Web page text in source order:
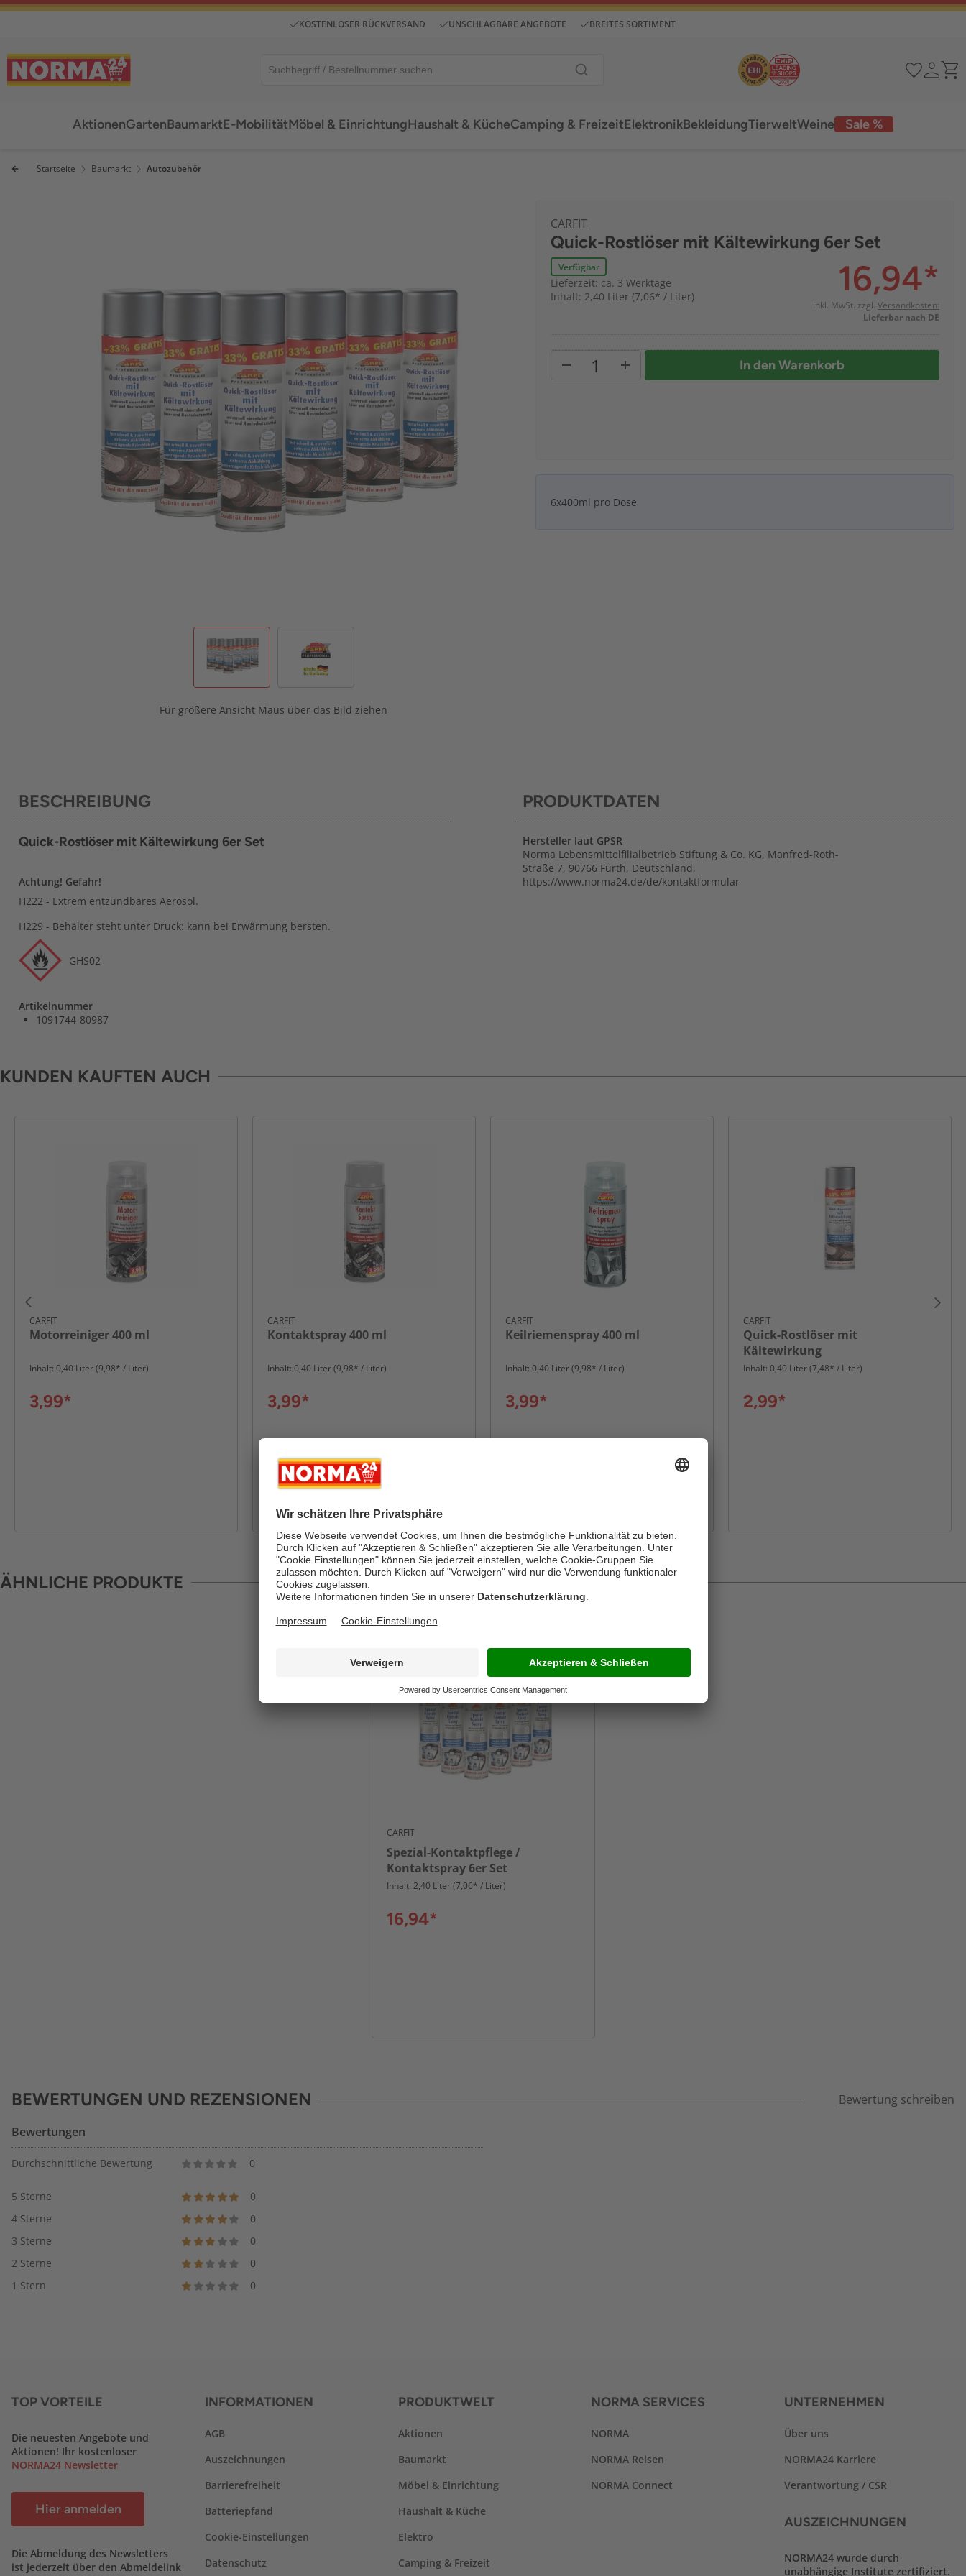
KOSTENLOSER RÜCKVERSAND UNSCHLAGBARE ANGEBOTE BREITES SORTIMENT
AktionenGartenBaumarktE-MobilitätMöbel & EinrichtungHaushalt & KücheCamping & Freizeit Sale %
ElektronikBekleidungTierweltWeine
Startseite Baumarkt Autozubehör
Für größere Ansicht Maus über das Bild ziehen
CARFIT
Quick-Rostlöser mit Kältewirkung 6er Set
Verfügbar
Lieferzeit: ca. 3 Werktage
Inhalt: 2,40 Liter (7,06* / Liter)
16,94*
inkl. MwSt. zzgl. Versandkosten:
Lieferbar nach DE
In den Warenkorb
6x400ml pro Dose
BESCHREIBUNG
Quick-Rostlöser mit Kältewirkung 6er Set
Achtung! Gefahr!
H222 - Extrem entzündbares Aerosol.
H229 - Behälter steht unter Druck: kann bei Erwärmung bersten.
GHS02
Artikelnummer
1091744-80987
PRODUKTDATEN
Hersteller laut GPSR
Norma Lebensmittelfilialbetrieb Stiftung & Co. KG, Manfred-Roth-
Straße 7, 90766 Fürth, Deutschland,
https://www.norma24.de/de/kontaktformular
KUNDEN KAUFTEN AUCH
CARFIT
Motorreiniger 400 ml
Inhalt: 0,40 Liter (9,98* / Liter)
3,99*
CARFIT
Kontaktspray 400 ml
Inhalt: 0,40 Liter (9,98* / Liter)
3,99*
CARFIT
Keilriemenspray 400 ml
Inhalt: 0,40 Liter (9,98* / Liter)
3,99*
CARFIT
Quick-Rostlöser mit
Kältewirkung
Inhalt: 0,40 Liter (7,48* / Liter)
2,99*
ÄHNLICHE PRODUKTE
CARFIT
Spezial-Kontaktpflege /
Kontaktspray 6er Set
Inhalt: 2,40 Liter (7,06* / Liter)
16,94*
BEWERTUNGEN UND REZENSIONEN Bewertung schreiben
Bewertungen
Durchschnittliche Bewertung 0
5 Sterne
0
4 Sterne
0
3 Sterne
0
2 Sterne
0
1 Stern
0
TOP VORTEILE
Die neuesten Angebote und
Aktionen! Ihr kostenloser
NORMA24 Newsletter
Hier anmelden
Die Abmeldung des Newsletters
ist jederzeit über den Abmeldelink
INFORMATIONEN
AGB
Auszeichnungen
Barrierefreiheit
Batteriepfand
Cookie-Einstellungen
Datenschutz
PRODUKTWELT
Aktionen
Baumarkt
Möbel & Einrichtung
Haushalt & Küche
Elektro
Camping & Freizeit
NORMA SERVICES
NORMA
NORMA Reisen
NORMA Connect
UNTERNEHMEN
Über uns
NORMA24 Karriere
Verantwortung / CSR
AUSZEICHNUNGEN
NORMA24 wurde durch
unabhängige Institute zertifiziert.